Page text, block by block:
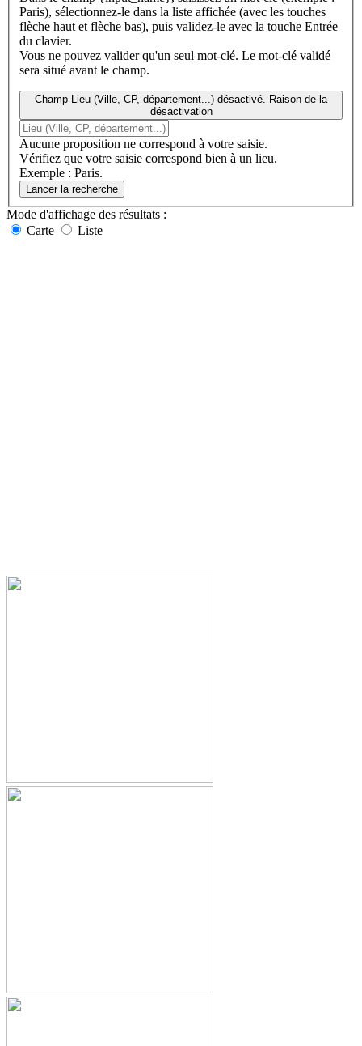
Paris), sélectionnez-le dans la liste affichée (avec les touches
flèche haut et flèche bas), puis validez-le avec la touche Entrée
du clavier.
Vous ne pouvez valider qu'un seul mot-clé. Le mot-clé validé
sera situé avant le champ.
Champ Lieu (Ville, CP, département...) désactivé. Raison de la
désactivation
Aucune proposition ne correspond à votre saisie.
Vérifiez que votre saisie correspond bien à un lieu.
Exemple : Paris.
Lancer la recherche
Mode d'affichage des résultats :
Carte
Liste